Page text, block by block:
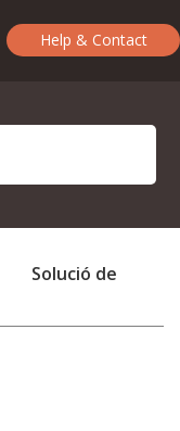
Help & Contact
Solució de